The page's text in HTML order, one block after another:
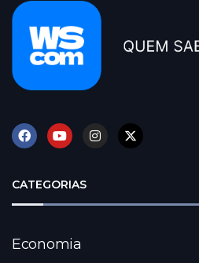
CATEGORIAS
Economia